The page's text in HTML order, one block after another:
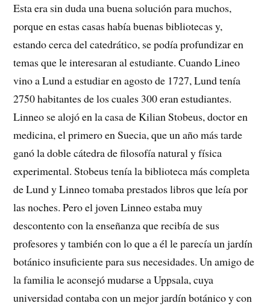
Esta era sin duda una buena solución para muchos,
porque en estas casas había buenas bibliotecas y,
estando cerca del catedrático, se podía profundizar en
temas que le interesaran al estudiante. Cuando Lineo
vino a Lund a estudiar en agosto de 1727, Lund tenía
2750 habitantes de los cuales 300 eran estudiantes.
Linneo se alojó en la casa de Kilian Stobeus, doctor en
medicina, el primero en Suecia, que un año más tarde
ganó la doble cátedra de filosofía natural y física
experimental. Stobeus tenía la biblioteca más completa
de Lund y Linneo tomaba prestados libros que leía por
las noches. Pero el joven Linneo estaba muy
descontento con la enseñanza que recibía de sus
profesores y también con lo que a él le parecía un jardín
botánico insuficiente para sus necesidades. Un amigo de
la familia le aconsejó mudarse a Uppsala, cuya
universidad contaba con un mejor jardín botánico y con